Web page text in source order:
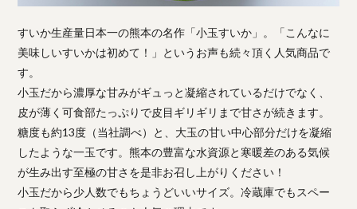
すいか生産量日本一の熊本の名作「小玉すいか」。「こんなに
美味しいすいかは初めて！」というお声も続々頂く人気商品で
す。
小玉だから濃厚な甘みがギュっと凝縮されているだけでなく、
皮が薄く可食部たっぷりで皮目ギリギリまで甘さが続きます。
糖度も約13度（当社調べ）と、大玉の甘い中心部分だけを凝縮
したような一玉です。熊本の豊富な水資源と寒暖差のある気候
が生み出す至極の甘さを是非お召し上がりください！
小玉だから少人数でもちょうどいいサイズ。冷蔵庫でもスペー